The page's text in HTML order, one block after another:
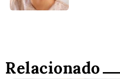
Relacionado